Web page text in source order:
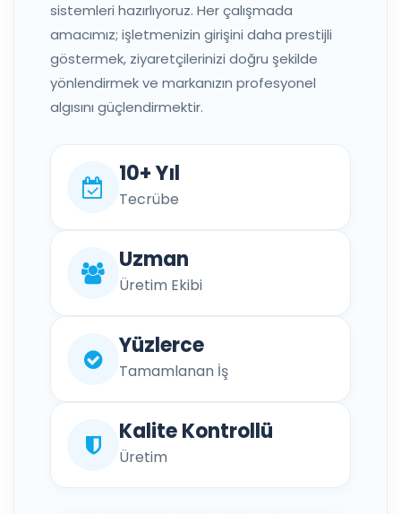
sistemleri hazırlıyoruz. Her çalışmada
amacımız; işletmenizin girişini daha prestijli
göstermek, ziyaretçilerinizi doğru şekilde
yönlendirmek ve markanızın profesyonel
algısını güçlendirmektir.
10+ Yıl
Tecrübe
Uzman
Üretim Ekibi
Yüzlerce
Tamamlanan İş
Kalite Kontrollü
Üretim